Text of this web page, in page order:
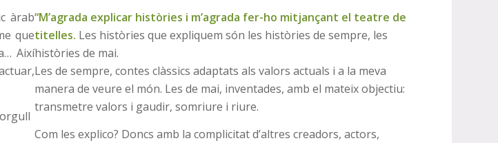
àrab
que
Així
“M’agrada explicar històries i m’agrada fer-ho mitjançant el teatre de
titelles. Les històries que expliquem són les històries de sempre, les
històries de mai.
Les de sempre, contes clàssics adaptats als valors actuals i a la meva
manera de veure el món. Les de mai, inventades, amb el mateix objectiu:
transmetre valors i gaudir, somriure i riure.
Com les explico? Doncs amb la complicitat d’altres creadors, actors,